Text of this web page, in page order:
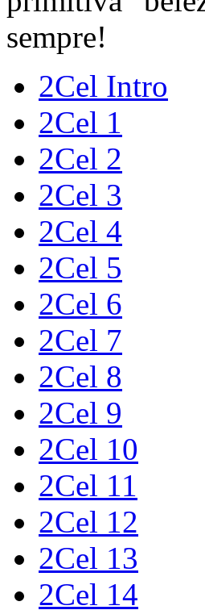
sempre!
2Cel Intro
2Cel 1
2Cel 2
2Cel 3
2Cel 4
2Cel 5
2Cel 6
2Cel 7
2Cel 8
2Cel 9
2Cel 10
2Cel 11
2Cel 12
2Cel 13
2Cel 14